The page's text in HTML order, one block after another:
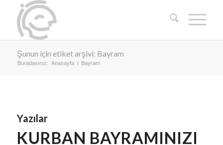
Şunun için etiket arşivi: Bayram
Buradasınız: Anasayfa / Bayram
Yazılar
KURBAN BAYRAMINIZI